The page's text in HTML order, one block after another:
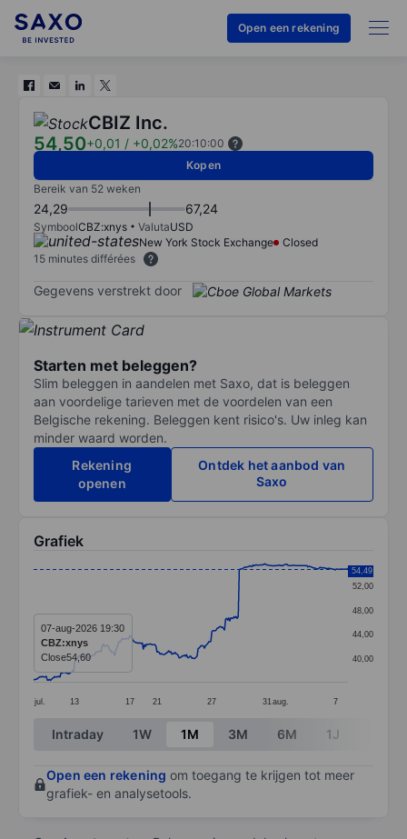
Open een rekening
CBIZ Inc.
54,50+0,01 / +0,02%20:10:00
Kopen
Bereik van 52 weken
24,29 67,24
SymboolCBZ:xnys ValutaUSD
New York Stock Exchange
Closed
15 minutes différées
Gegevens verstrekt door
Starten met beleggen?
Slim beleggen in aandelen met Saxo, dat is beleggen
aan voordelige tarieven met de voordelen van een
Belgische rekening. Beleggen kent risico's. Uw inleg kan
minder waard worden.
Rekening
openen
Ontdek het aanbod van
Saxo
Grafiek
Line chart with 299 data points.
The chart has 1 X axis displaying categories.
The chart has 1 Y axis displaying values. Data
jul. 13 17 21 27 31 aug. 7
40,00
44,00
48,00
52,00
54,49
07-aug-2026 19:30
CBZ:xnys
Close54,60
End of interactive chart.
Intraday 1W 1M 3M 6M 1J
Open een rekening om toegang te krijgen tot meer
grafiek- en analysetools.